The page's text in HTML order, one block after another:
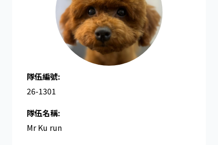
隊伍編號:
26-1301
隊伍名稱:
Mr Ku run